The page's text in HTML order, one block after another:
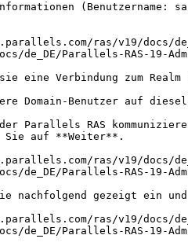
ras/v19/docs/
de_DE/Parallels-RAS-19-
eine Verbindung zum
Domain-Benutzer auf
Parallels RAS
Sie auf **Weiter**.
ras/v19/docs/
de_DE/Parallels-RAS-19-
nachfolgend gezeigt ein
ras/v19/docs/
de_DE/Parallels-RAS-19-